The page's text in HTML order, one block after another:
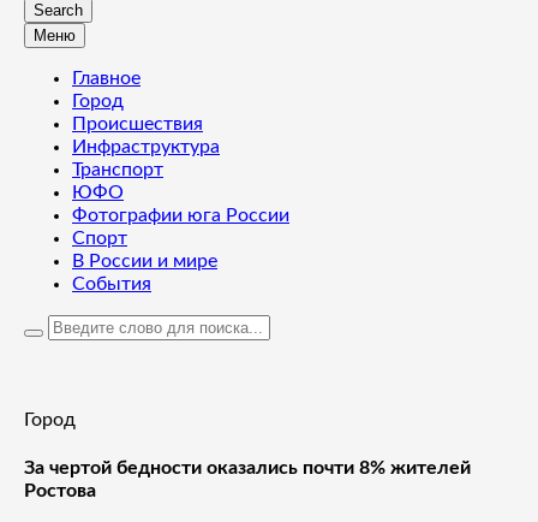
Search
Меню
Главное
Город
Происшествия
Инфраструктура
Транспорт
ЮФО
Фотографии юга России
Спорт
В России и мире
События
Город
За чертой бедности оказались почти 8% жителей
Ростова